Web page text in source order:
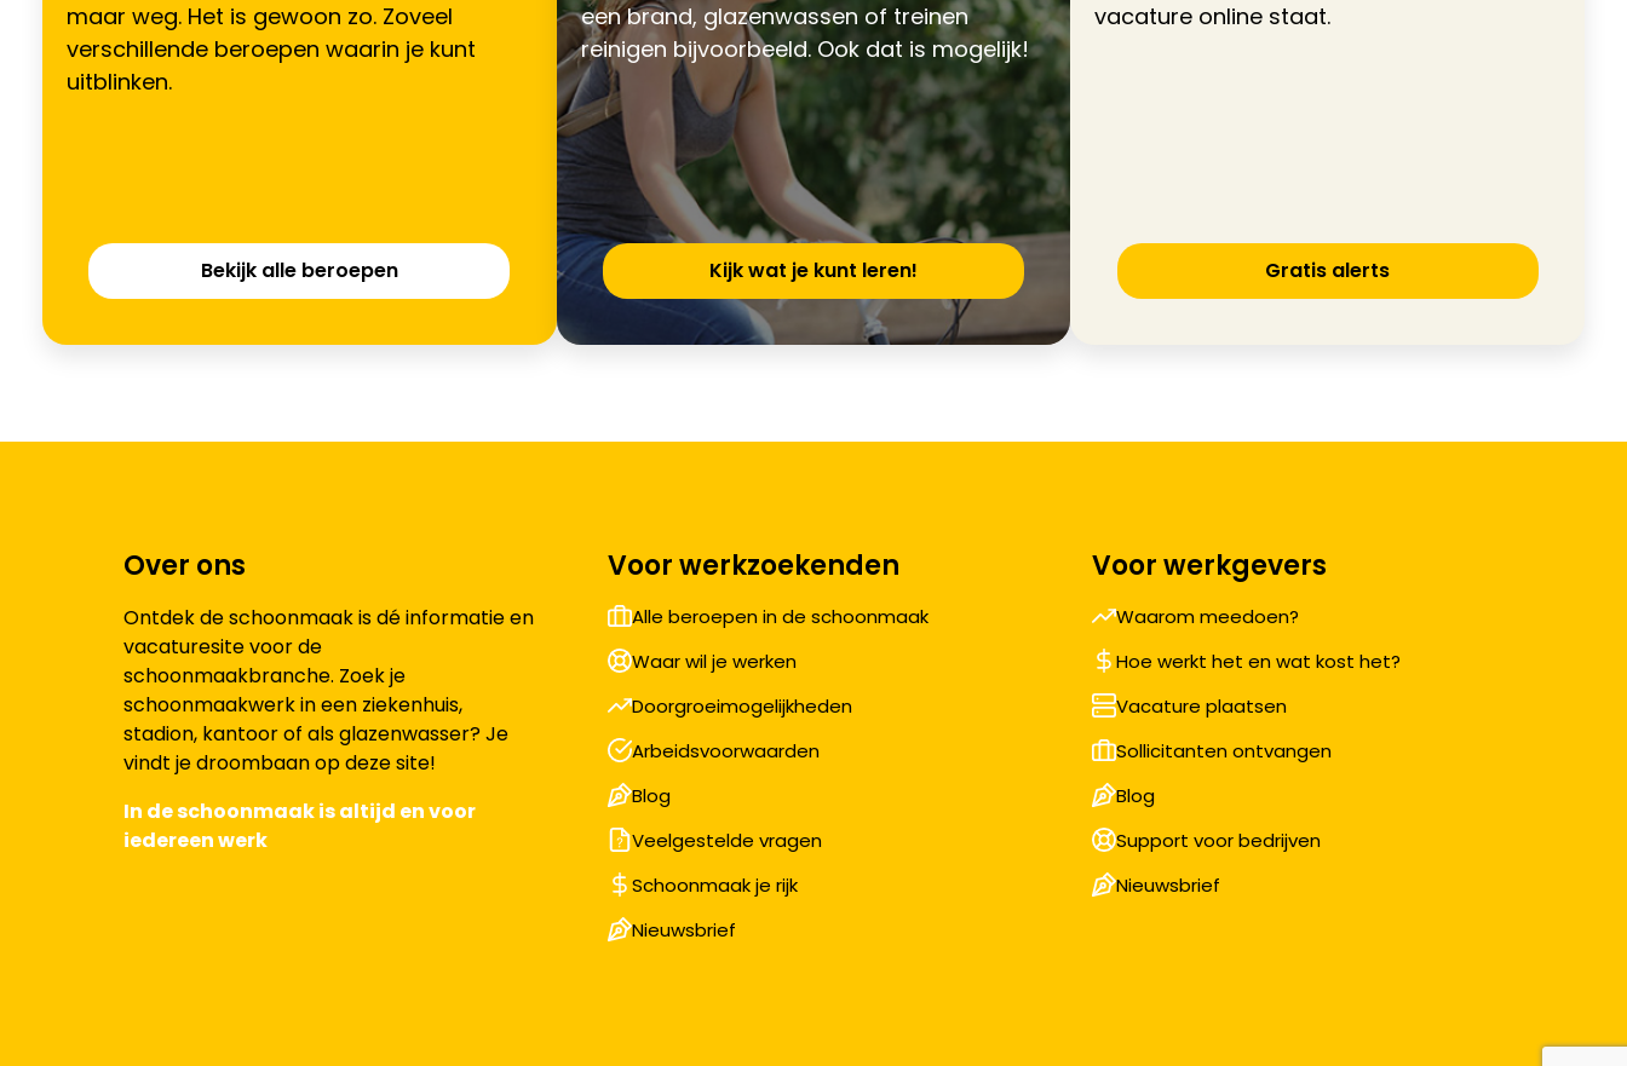
maar weg. Het is gewoon zo. Zoveel
verschillende beroepen waarin je kunt
uitblinken.
Bekijk alle beroepen
een brand, glazenwassen of treinen
reinigen bijvoorbeeld. Ook dat is mogelijk!
Kijk wat je kunt leren!
vacature online staat.
Gratis alerts
Over ons
Ontdek de schoonmaak is dé informatie en
vacaturesite voor de
schoonmaakbranche. Zoek je
schoonmaakwerk in een ziekenhuis,
stadion, kantoor of als glazenwasser? Je
vindt je droombaan op deze site!
In de schoonmaak is altijd en voor
iedereen werk
Voor werkzoekenden
Alle beroepen in de schoonmaak
Waar wil je werken
Doorgroeimogelijkheden
Arbeidsvoorwaarden
Blog
Veelgestelde vragen
Schoonmaak je rijk
Nieuwsbrief
Voor werkgevers
Waarom meedoen?
Hoe werkt het en wat kost het?
Vacature plaatsen
Sollicitanten ontvangen
Blog
Support voor bedrijven
Nieuwsbrief